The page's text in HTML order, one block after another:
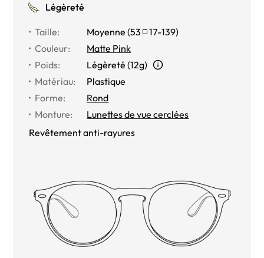
Légèreté
Taille: Moyenne (53 17-139)
Couleur:
Matte Pink
Poids:
Légèreté (12g)
Matériau:
Plastique
Forme:
Rond
Monture:
Lunettes de vue cerclées
Revêtement anti-rayures